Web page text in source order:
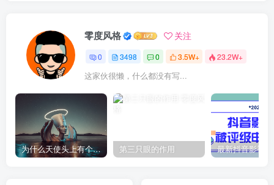
零度风格 关注
0 3498 0 3.5W+ 23.2W+
这家伙很懒，什么都没有写...
为什么天使头上有个圈？ 第三只眼的作用